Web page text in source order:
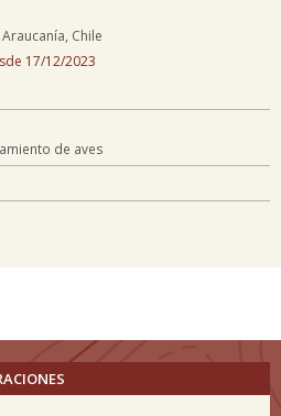
Chile
17/12/2023
de aves